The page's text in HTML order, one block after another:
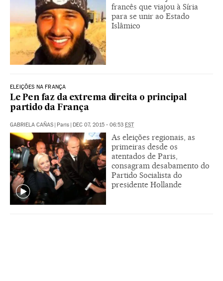
francês que viajou à Síria
para se unir ao Estado
Islâmico
ELEIÇÕES NA FRANÇA
Le Pen faz da extrema direita o principal
partido da França
GABRIELA CAÑAS Paris DEC 07, 2015 - 06:53 EST
As eleições regionais, as
primeiras desde os
atentados de Paris,
consagram desabamento do
Partido Socialista do
presidente Hollande